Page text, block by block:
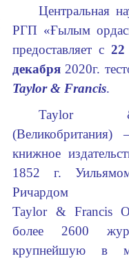
Центральная
РГП «Ғылым
предоставляет с
декабря 2020г.
Taylor & Francis.
Taylor
(Великобритания)
книжное
1852 г.
Ричардом
Taylor & Francis
более 2600
крупнейшую в